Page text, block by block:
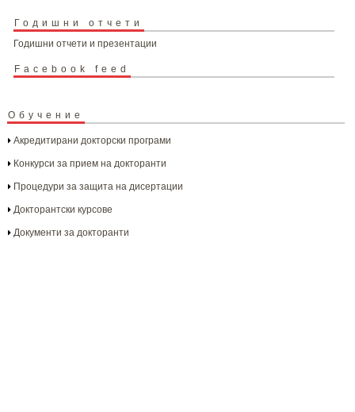
Годишни отчети
Годишни отчети и презентации
Facebook feed
Обучение
Акредитирани докторски програми
Конкурси за прием на докторанти
Процедури за защита на дисертации
Докторантски курсове
Документи за докторанти